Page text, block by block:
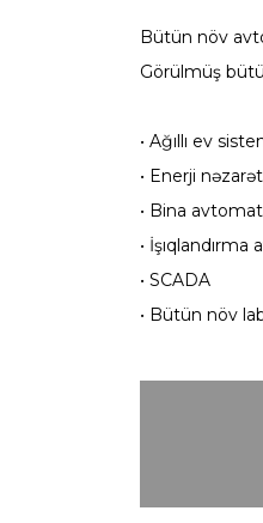
Bütün növ
Görülmüş
• Ağıllı ev
• Enerji
• Bina
•
• SCADA
• Bütün növ